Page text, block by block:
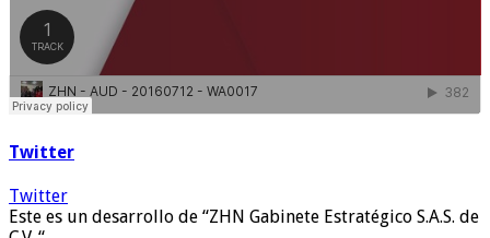
Twitter
Twitter
Este es un desarrollo de “ZHN Gabinete Estratégico S.A.S. de